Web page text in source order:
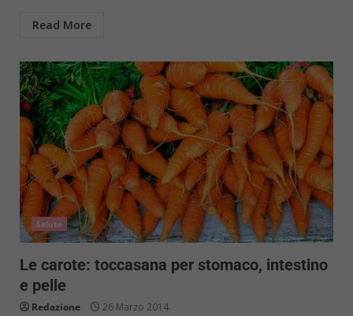
Read More
Salute
Le carote: toccasana per stomaco, intestino
e pelle
Redazione 26 Marzo 2014